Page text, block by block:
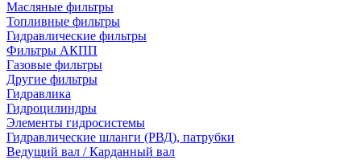
Масляные фильтры
Топливные фильтры
Гидравлические фильтры
Фильтры АКПП
Газовые фильтры
Другие фильтры
Гидравлика
Гидроцилиндры
Элементы гидросистемы
Гидравлические шланги (РВД), патрубки
Ведущий вал / Карданный вал